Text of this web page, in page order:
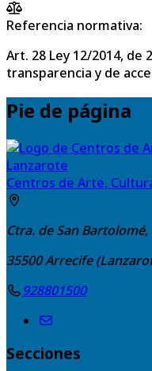
Referencia normativa:
Art. 28 Ley 12/2014, de
transparencia y de
Pie de página
Centros de Arte,
Ctra. de San Bartolomé,
35500Arrecife
928801500
Secciones